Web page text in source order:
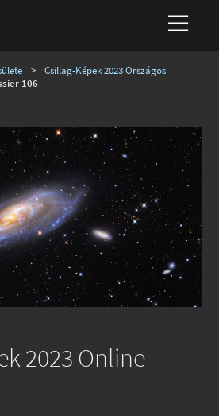
>
Csillag-Képek 2023 Országos
106
2023 Online